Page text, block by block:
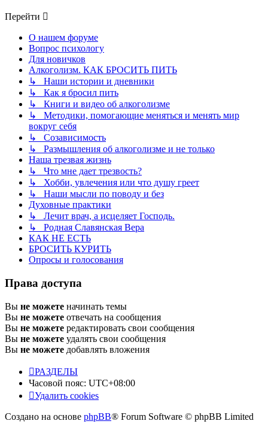
Перейти
О нашем форуме
Вопрос психологу
Для новичков
Алкоголизм. КАК БРОСИТЬ ПИТЬ
↳ Наши истории и дневники
↳ Как я бросил пить
↳ Книги и видео об алкоголизме
↳ Методики, помогающие меняться и менять мир
вокруг себя
↳ Созависимость
↳ Размышления об алкоголизме и не только
Наша трезвая жизнь
↳ Что мне дает трезвость?
↳ Хобби, увлечения или что душу греет
↳ Наши мысли по поводу и без
Духовные практики
↳ Лечит врач, а исцеляет Господь.
↳ Родная Славянская Вера
КАК НЕ ЕСТЬ
БРОСИТЬ КУРИТЬ
Опросы и голосования
Права доступа
Вы не можете начинать темы
Вы не можете отвечать на сообщения
Вы не можете редактировать свои сообщения
Вы не можете удалять свои сообщения
Вы не можете добавлять вложения
РАЗДЕЛЫ
Часовой пояс: UTC+08:00
Удалить cookies
Создано на основе phpBB® Forum Software © phpBB Limited